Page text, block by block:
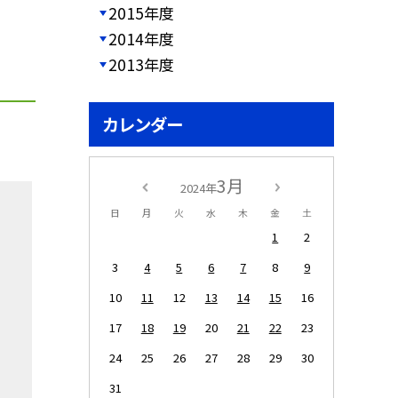
2015年度
2014年度
2013年度
カレンダー
2024年3月
日 月 火 水 木 金 土
1
2
3
4 5 6 7 8
9
10
11 12 13 14 15
16
17
18 19 20 21 22
23
24
25 26 27 28 29
30
31